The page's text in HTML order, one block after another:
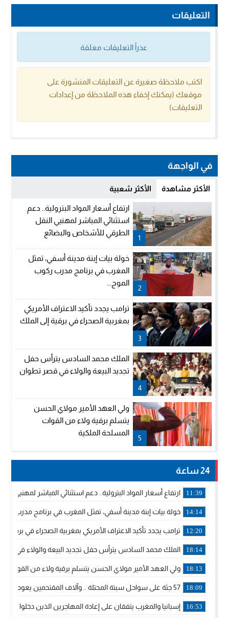
التعليقات
عذراً التعليقات مغلقة
اكتب ملاحظة صغيرة عن التعليقات المنشورة على
موقعك (يمكنك إخفاء هذه الملاحظة من إعدادات
التعليقات)
في الواجهة
الأكثر مشاهدة الأكثر شعبية
1
ارتفاع أسعار المواد البترولية.. دعم
استثنائي المباشر لمهنيي النقل
الطرقي للأشخاص والبضائع
2
خولة بيات إبنة مدينة أسفي، تمثل
المغرب في برنامج مدرب ركوب
الموج...
3
ترامب يجدد تأكيد الاعتراف الأمريكي
بمغربية الصحراء في برقية إلى الملك
4
الملك محمد السادس يترأس حفل
تجديد البيعة والولاء في قصر تطوان
5
ولي العهد الأمير مولاي الحسن
يتسلم برقية ولاء من القوات
المسلحة الملكية
24 ساعة
11:39 ارتفاع أسعار المواد البترولية.. دعم استثنائي المباشر لمهنيي
14:14 خولة بيات إبنة مدينة أسفي، تمثل المغرب في برنامج مدرب
12:20 ترامب يجدد تأكيد الاعتراف الأمريكي بمغربية الصحراء في برقية
18:14 الملك محمد السادس يترأس حفل تجديد البيعة والولاء في
18:13 ولي العهد الأمير مولاي الحسن يتسلم برقية ولاء من القوات
18:09 57 جثة على سواحل سبتة المحتلة .. وآلاف المقتحمين يعودون إلى المغرب
16:53 إسبانيا والمغرب يتفقان على إعادة المهاجرين الذين دخلوا سبتة